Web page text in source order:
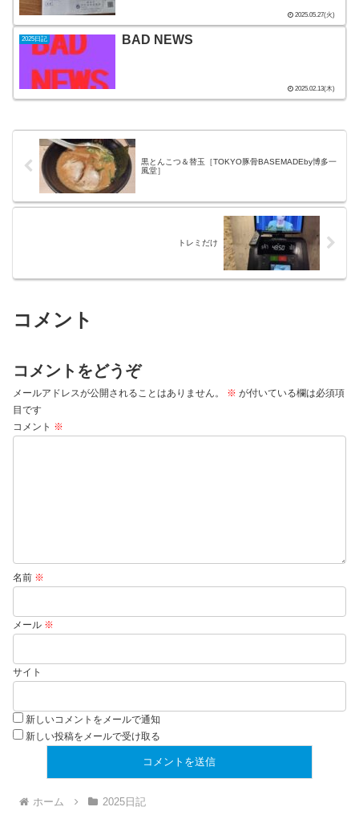
2025.05.27(火)
2025日記 BAD NEWS
2025.02.13(木)
黒とんこつ＆替玉［TOKYO豚骨BASEMADEby博多一
風堂］
トレミだけ
コメント
コメントをどうぞ
メールアドレスが公開されることはありません。 ※ が付いている欄は必須項
目です
コメント ※
名前 ※
メール ※
サイト
新しいコメントをメールで通知
新しい投稿をメールで受け取る
ホーム 2025日記